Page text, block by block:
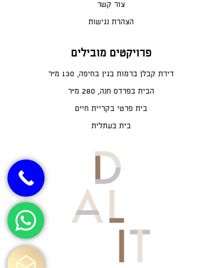
צור קשר
הצהרת נגישות
פרויקטים מובילים
דירת קבלן ברמות בגין בחיפה, 130 מ"ר
הבית בפרדס חנה, 280 מ״ר
בית פרטי בקריית חיים
בית בעתלית